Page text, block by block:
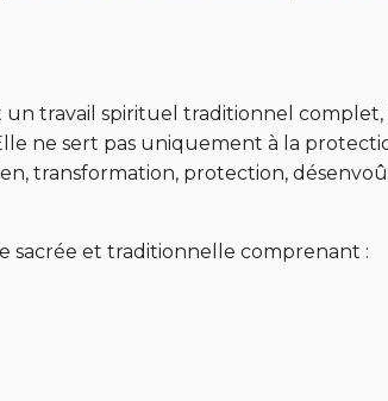
travail spirituel traditionnel
ne sert pas uniquement à la
transformation, protection,
sacrée et traditionnelle comprenant :